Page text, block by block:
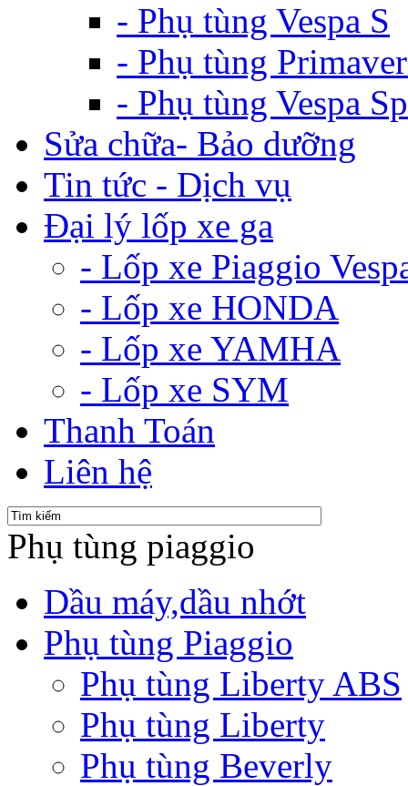
- Phụ tùng Vespa S
- Phụ tùng
- Phụ tùng Vespa
Sửa chữa- Bảo dưỡng
Tin tức - Dịch vụ
Đại lý lốp xe ga
- Lốp xe Piaggio
- Lốp xe HONDA
- Lốp xe YAMHA
- Lốp xe SYM
Thanh Toán
Liên hệ
Phụ tùng piaggio
Dầu máy,dầu nhớt
Phụ tùng Piaggio
Phụ tùng Liberty ABS
Phụ tùng Liberty
Phụ tùng Beverly